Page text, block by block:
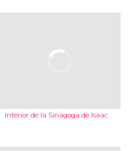
Interior de la Sinagoga de Isaac